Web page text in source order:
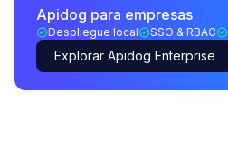
Apidog para empresas
Despliegue local SSO & RBAC
Explorar Apidog Enterprise